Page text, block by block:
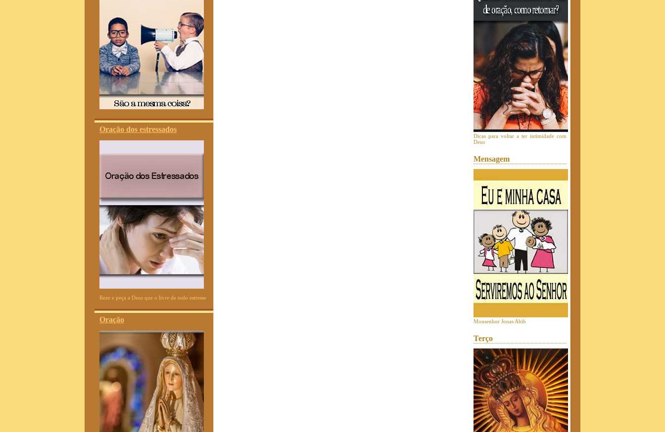
Oração dos estressados
Reze e peça a Deus que o livre de todo estresse
Oração
Dicas para voltar a ter intimidade com
Deus
Mensagem
Monsenhor Jonas Abib
Terço